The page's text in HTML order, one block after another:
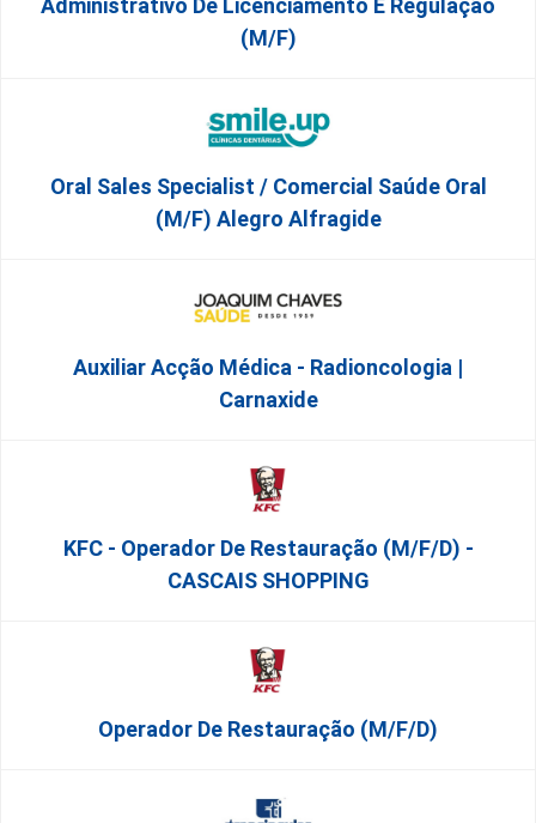
Administrativo De Licenciamento E Regulação
(M/F)
Oral Sales Specialist / Comercial Saúde Oral
(M/F) Alegro Alfragide
Auxiliar Acção Médica - Radioncologia |
Carnaxide
KFC - Operador De Restauração (m/f/d) -
CASCAIS SHOPPING
Operador De Restauração (m/f/d)